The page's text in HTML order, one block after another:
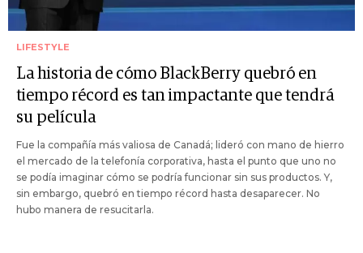
LIFESTYLE
La historia de cómo BlackBerry quebró en
tiempo récord es tan impactante que tendrá
su película
Fue la compañía más valiosa de Canadá; lideró con mano de hierro
el mercado de la telefonía corporativa, hasta el punto que uno no
se podía imaginar cómo se podría funcionar sin sus productos. Y,
sin embargo, quebró en tiempo récord hasta desaparecer. No
hubo manera de resucitarla.